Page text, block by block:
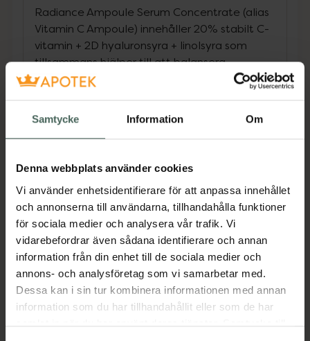
Samtycke Information Om
Denna webbplats använder cookies
Vi använder enhetsidentifierare för att anpassa innehållet
och annonserna till användarna, tillhandahålla funktioner
för sociala medier och analysera vår trafik. Vi
vidarebefordrar även sådana identifierare och annan
information från din enhet till de sociala medier och
annons- och analysföretag som vi samarbetar med.
Dessa kan i sin tur kombinera informationen med annan
information som du har tillhandahållit eller som de har
samlat in när du har använt deras tjänster. Samtycke till
Radiance Ampoule Serum Concentrate (alias
Vitamin C Ampoule) innehåller 20% stabilt C-
vitamin + 2D hyaluronsyra + linolsyra som
tillsammans hjälper till att balansera
hudtonen och minimera framträdandet av
åldersfläckar, reducera fina linjer och rynkor
och ge en omedelbar boost av glöd och
hudstruktur, Bidrar till att minska fina linjer och
rynkor, Skyddar huden mot oxidativt stress
Resultat: Jämnare hudton med mer lyster
Jämförpris 51,36 kr/ml
EAN:04015165369011
Ansiktsserum AnsiktsvårdC-vitaminserum
För henneHudvårdHyaluronsyra-serum
PigmentfläckarPresenttips